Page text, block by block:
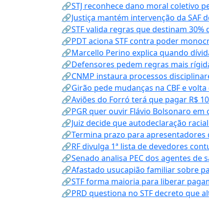
🔗STJ reconhece dano moral coletivo
🔗Justiça mantém intervenção da SAF
🔗STF valida regras que destinam
🔗PDT aciona STF contra poder
🔗Marcello Perino explica quando
🔗Defensores pedem regras mais
🔗CNMP instaura processos
🔗Girão pede mudanças na CBF e
🔗Aviões do Forró terá que pagar R$
🔗PGR quer ouvir Flávio Bolsonaro
🔗Juiz decide que autodeclaração
🔗Termina prazo para apresentadores
🔗RF divulga 1ª lista de devedores
🔗Senado analisa PEC dos agentes de
🔗Afastado usucapião familiar sobre
🔗STF forma maioria para liberar
🔗PRD questiona no STF decreto que